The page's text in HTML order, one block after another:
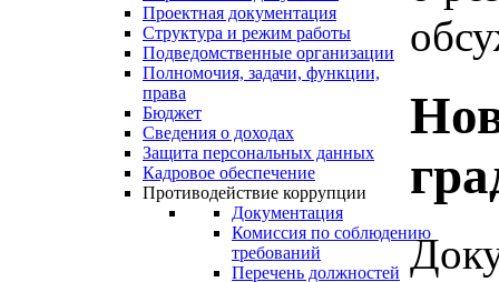
Проектная документация
Структура и режим работы
Подведомственные организации
Полномочия, задачи, функции,
права
Бюджет
Сведения о доходах
Защита персональных данных
Кадровое обеспечение
Противодействие коррупции
Документация
Комиссия по соблюдению
требований
Перечень должностей